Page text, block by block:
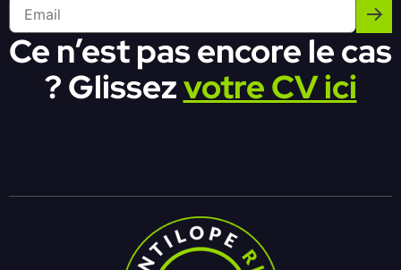
Ce n’est pas encore le cas
? Glissezvotre CV ici